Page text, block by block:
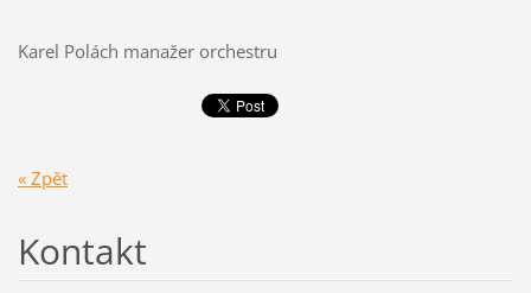
Karel Polách manažer orchestru
« Zpět
Kontakt